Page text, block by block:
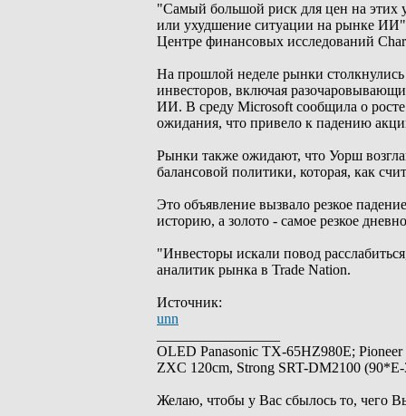
"Самый большой риск для цен на этих
или ухудшение ситуации на рынке
Центре финансовых исследований
На прошлой неделе рынки
инвесторов, включая
ИИ. В среду Microsoft сообщила о
ожидания, что привело к падению
Рынки также ожидают, что Уорш
балансовой политики, которая, как
Это объявление вызвало резкое
историю, а золото - самое резкое
"Инвесторы искали повод
аналитик рынка в Trade Nation.
Источник:
unn
OLED Panasonic TX-65HZ980E;
ZXC 120cm, Strong SRT-DM2100
Желаю, чтобы у Вас сбылось то, чего